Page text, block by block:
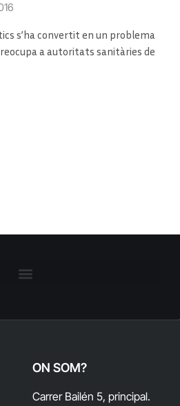
s’ha convertit en un problema
a autoritats sanitàries de
ON SOM?
Carrer Bailén 5, principal.